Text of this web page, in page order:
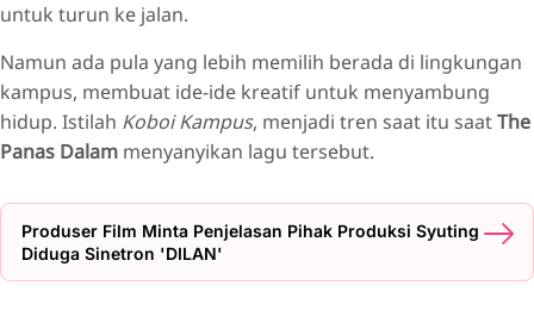
untuk turun ke jalan.
Namun ada pula yang lebih memilih berada di lingkungan
kampus, membuat ide-ide kreatif untuk menyambung
hidup. Istilah Koboi Kampus, menjadi tren saat itu saatThe
Panas Dalam menyanyikan lagu tersebut.
Produser Film Minta Penjelasan Pihak Produksi Syuting
Diduga Sinetron 'DILAN'